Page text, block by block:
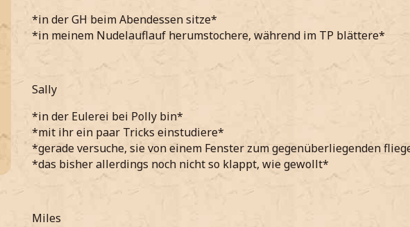
*in der GH beim Abendessen sitze*
*in meinem Nudelauflauf herumstochere, während im TP blättere*
Sally
*in der Eulerei bei Polly bin*
*mit ihr ein paar Tricks einstudiere*
*gerade versuche, sie von einem Fenster zum gegenüberliegenden
*das bisher allerdings noch nicht so klappt, wie gewollt*
Miles